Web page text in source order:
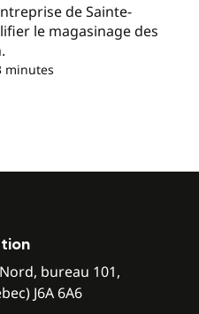
de Sainte-
le magasinage des
minutes
bureau 101,
J6A 6A6